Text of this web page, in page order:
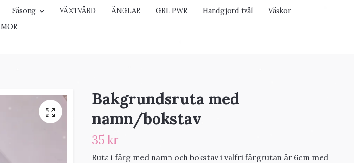
Säsong VÄXTVÅRD ÄNGLAR GRL PWR Handgjord tvål
Väskor
Bakgrundsruta med
namn/bokstav
35 kr
Ruta i färg med namn och bokstav i valfri färgrutan är 6cm med